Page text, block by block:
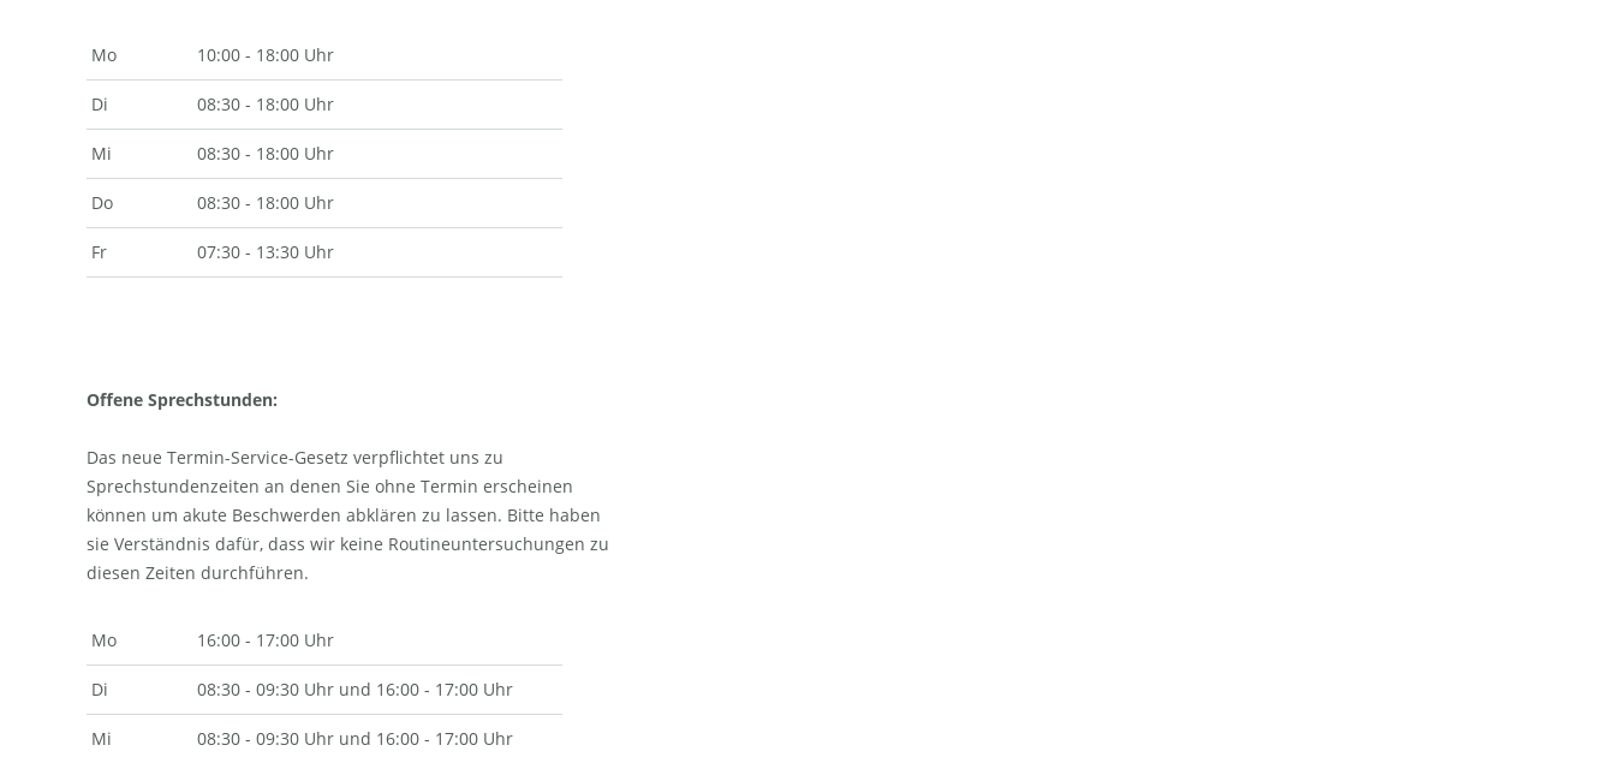
Mo 10:00 - 18:00 Uhr
Di 08:30 - 18:00 Uhr
Mi 08:30 - 18:00 Uhr
Do 08:30 - 18:00 Uhr
Fr 07:30 - 13:30 Uhr
Offene Sprechstunden:
Das neue Termin-Service-Gesetz verpflichtet uns zu
Sprechstundenzeiten an denen Sie ohne Termin erscheinen
können um akute Beschwerden abklären zu lassen. Bitte haben
sie Verständnis dafür, dass wir keine Routineuntersuchungen zu
diesen Zeiten durchführen.
Mo 16:00 - 17:00 Uhr
Di 08:30 - 09:30 Uhr und 16:00 - 17:00 Uhr
Mi 08:30 - 09:30 Uhr und 16:00 - 17:00 Uhr